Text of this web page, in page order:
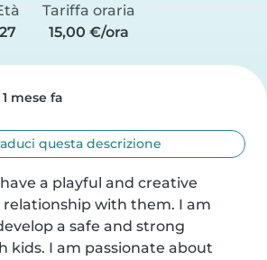
27
Tariffa oraria
15,00 €/ora
1 mese fa
questa descrizione
a playful and creative
with them. I am
a safe and strong
kids. I am passionate about